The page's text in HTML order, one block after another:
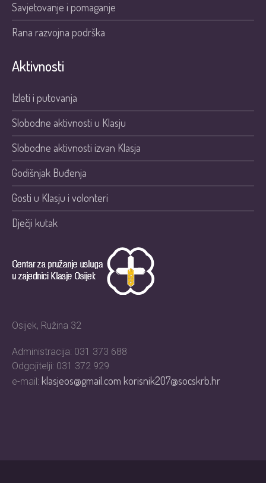
Savjetovanje i pomaganje
Rana razvojna podrška
Aktivnosti
Izleti i putovanja
Slobodne aktivnosti u Klasju
Slobodne aktivnosti izvan Klasja
Godišnjak Buđenja
Gosti u Klasju i volonteri
Dječji kutak
Osijek, Ružina 32
Administracija: 031 373 688
Odgojitelji: 031 372 929
e-mail: klasjeos@gmail.comkorisnik207@socskrb.hr